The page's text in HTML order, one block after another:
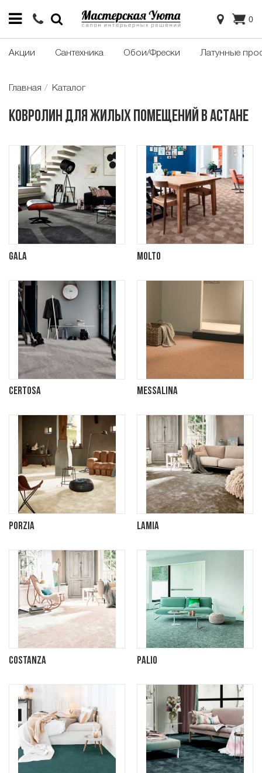
0
Акции Сантехника Обои/Фрески Латунные
Главная Каталог
Ковролин для жилых помещений в Астане
Gala Molto
Certosa Messalina
Porzia Lamia
Costanza Palio